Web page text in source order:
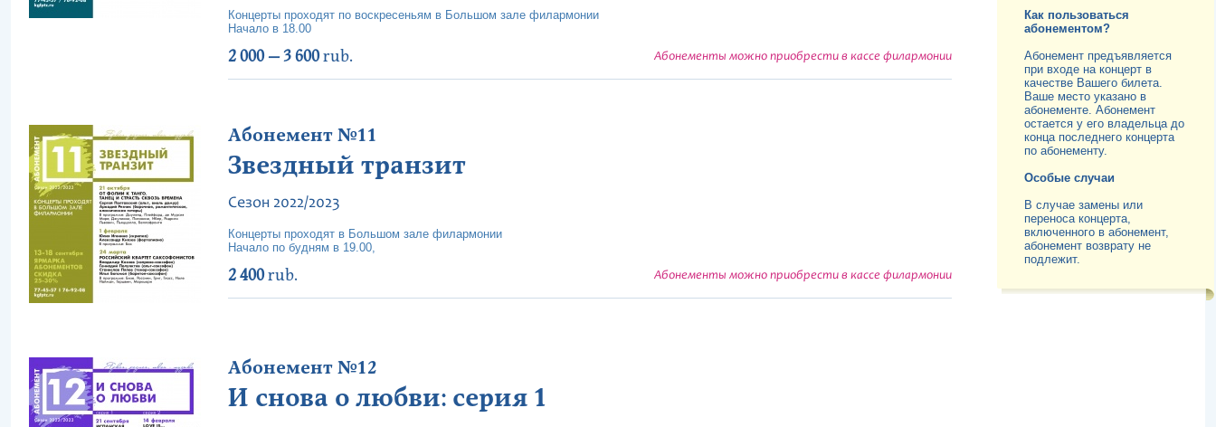
Как пользоваться
абонементом?
Абонемент предъявляется
при входе на концерт в
качестве Вашего билета.
Ваше место указано в
абонементе. Абонемент
остается у его владельца до
конца последнего концерта
по абонементу.
Особые случаи
В случае замены или
переноса концерта,
включенного в абонемент,
абонемент возврату не
подлежит.
Концерты проходят по воскресеньям в Большом зале филармонии
Начало в 18.00
2 000 — 3 600rub. Абонементы можно приобрести в кассе филармонии
Абонемент №11
Звездный транзит
Сезон 2022/2023
Концерты проходят в Большом зале филармонии
Начало по будням в 19.00,
2 400rub. Абонементы можно приобрести в кассе филармонии
Абонемент №12
И снова о любви: серия 1